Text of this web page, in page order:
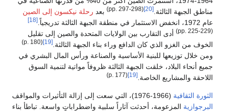
مناطق الجبهة الثالثة. [20]
(pp. 297-298) بعد رحلة نيكسون إلى الصين
عام 1972، انخفض الاستثمار في منطقة الجبهة الثالثة تدريجياً.
[18]
(pp. 225-229)
أدى التقارب بين الولايات المتحدة والصين إلى تقليل
الخوف من الغزو الذي كان الدافع وراء بناء الجبهة الثالثة. [19]
(p. 180)
ومن خلال توزيعها للبنية الأساسية والصناعة ورأس المال البشري في
جميع أنحاء البلاد، خلقت الجبهة الثالثة ظروفاً مواتية لتنمية السوق
اللاحقة والمشاريع الخاصة. [19]
(p. 177)
الثورة الثقافية (1966-1976)، التي سعت إلى إزالة التأثيرات والمواقف
البرجوازية المزعومة، أحدثت آثاراً سلبية واضطراباتٍ واسعة. تباطأ بناء